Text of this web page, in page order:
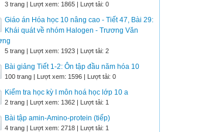
3 trang | Lượt xem: 1865 | Lượt tải: 0
Giáo án Hóa học 10 nâng cao - Tiết 47, Bài 29:
Khái quát về nhóm Halogen - Trương Văn
5 trang | Lượt xem: 1923 | Lượt tải: 2
Bài giảng Tiết 1-2: Ôn tập đầu năm hóa 10
100 trang | Lượt xem: 1596 | Lượt tải: 0
Kiểm tra học kỳ I môn hoá học lớp 10 a
2 trang | Lượt xem: 1362 | Lượt tải: 1
Bài tập amin-Amino-protein (tiếp)
4 trang | Lượt xem: 2718 | Lượt tải: 1